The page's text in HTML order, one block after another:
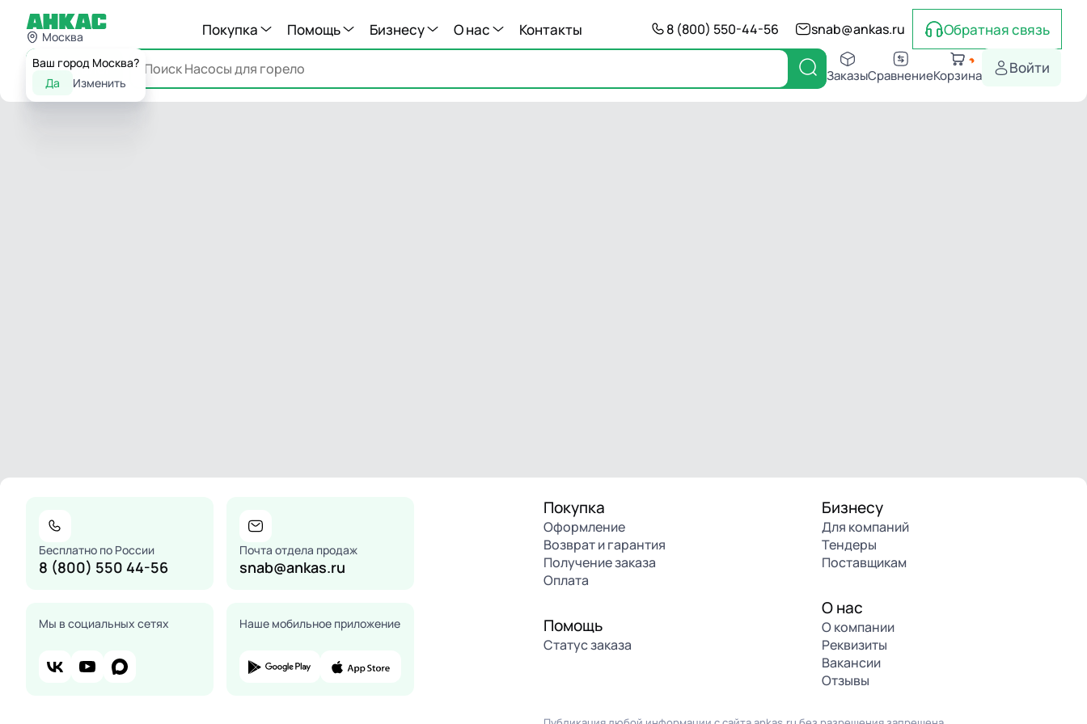
Москва
Ваш город Москва?
Да
Изменить
Покупка Помощь Бизнесу О нас Контакты 8 (800) 550-44-56 snab@ankas.ru Обратная связь
Каталог ЗаказыСравнениеКорзина Войти
Бесплатно по России
8 (800) 550 44-56
Почта отдела продаж
snab@ankas.ru
Мы в социальных сетях Наше мобильное приложение
Покупка
Оформление
Возврат и гарантия
Получение заказа
Оплата
Помощь
Статус заказа
Бизнесу
Для компаний
Тендеры
Поставщикам
О нас
О компании
Реквизиты
Вакансии
Отзывы